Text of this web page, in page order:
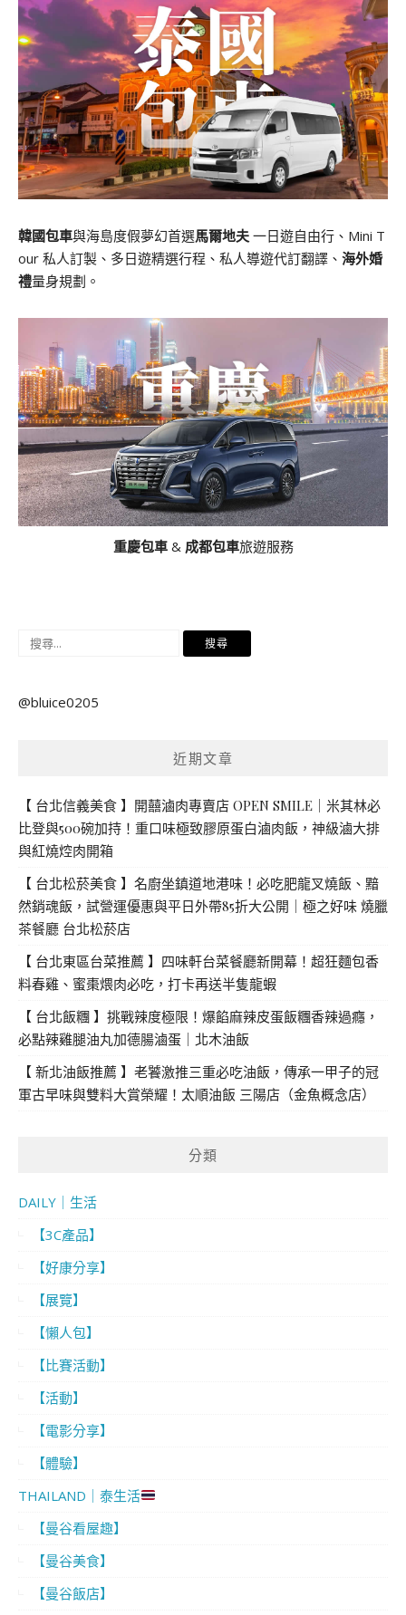
韓國包車與海島度假夢幻首選馬爾地夫 一日遊自由行、Mini T
our 私人訂製、多日遊精選行程、私人導遊代訂翻譯、 海外婚
禮量身規劃。
重慶包車& 成都包車旅遊服務
搜
鍵
@bluice0205
近期文章
【 台北信義美食 】開囍滷肉專賣店 OPEN SMILE｜米其林必
比登與500碗加持！重口味極致膠原蛋白滷肉飯，神級滷大排
與紅燒焢肉開箱
【 台北松菸美食 】名廚坐鎮道地港味！必吃肥龍叉燒飯、黯
然銷魂飯，試營運優惠與平日外帶85折大公開｜極之好味 燒臘
茶餐廳 台北松菸店
【 台北東區台菜推薦 】四味軒台菜餐廳新開幕！超狂麵包香
料春雞、蜜棗煨肉必吃，打卡再送半隻龍蝦
【 台北飯糰 】挑戰辣度極限！爆餡麻辣皮蛋飯糰香辣過癮，
必點辣雞腿油丸加德腸滷蛋｜北木油飯
【 新北油飯推薦 】老饕激推三重必吃油飯，傳承一甲子的冠
軍古早味與雙料大賞榮耀！太順油飯 三陽店（金魚概念店）
分類
DAILY｜生活
【3C產品】
【好康分享】
【展覽】
【懶人包】
【比賽活動】
【活動】
【電影分享】
【體驗】
THAILAND｜泰生活
【曼谷看屋趣】
【曼谷美食】
【曼谷飯店】